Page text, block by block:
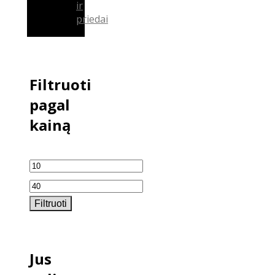
ir
priedai
Filtruoti
pagal
kainą
Min
kaina
Maks
kaina
Filtruoti
Jus